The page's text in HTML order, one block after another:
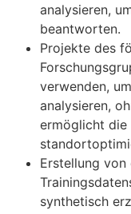
analysieren,
beantworten.
Projekte des
verwenden,
analysieren,
ermöglicht die
Erstellung
synthetisch